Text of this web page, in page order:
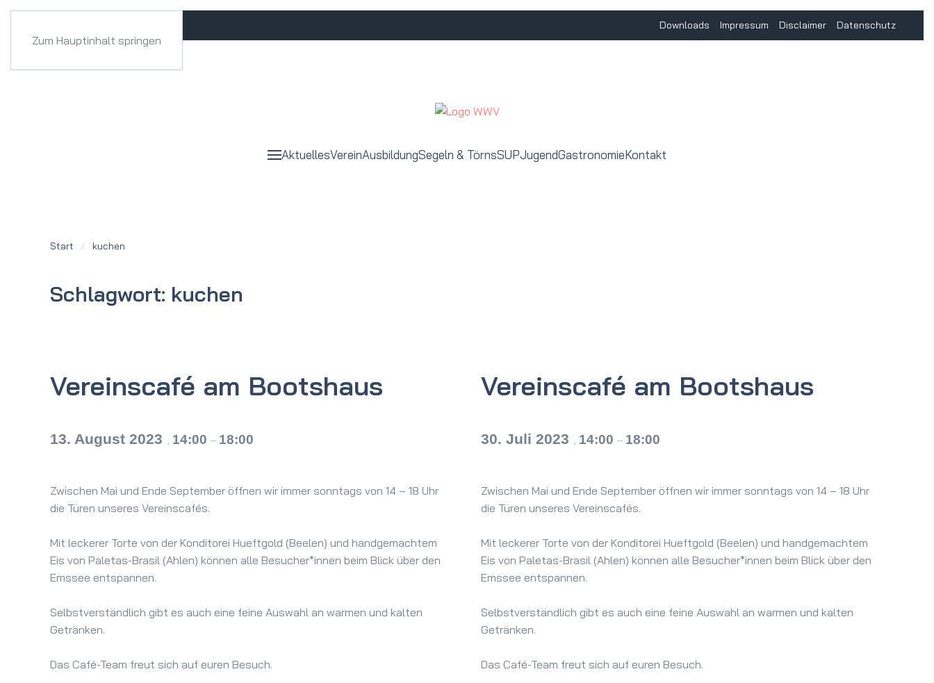
Zum Hauptinhalt springen
Downloads Impressum Disclaimer Datenschutz
AktuellesVereinAusbildungSegeln & TörnsSUPJugendGastronomieKontakt
Start kuchen
Schlagwort: kuchen
Vereinscafé am Bootshaus
13. August 2023 , 14:00 – 18:00
Zwischen Mai und Ende September öffnen wir immer sonntags von 14 – 18 Uhr
die Türen unseres Vereinscafés.
Mit leckerer Torte von der Konditorei Hueftgold (Beelen) und handgemachtem
Eis von Paletas-Brasil (Ahlen) können alle Besucher*innen beim Blick über den
Emssee entspannen.
Selbstverständlich gibt es auch eine feine Auswahl an warmen und kalten
Getränken.
Das Café-Team freut sich auf euren Besuch.
Vereinscafé am Bootshaus
30. Juli 2023 , 14:00 – 18:00
Zwischen Mai und Ende September öffnen wir immer sonntags von 14 – 18 Uhr
die Türen unseres Vereinscafés.
Mit leckerer Torte von der Konditorei Hueftgold (Beelen) und handgemachtem
Eis von Paletas-Brasil (Ahlen) können alle Besucher*innen beim Blick über den
Emssee entspannen.
Selbstverständlich gibt es auch eine feine Auswahl an warmen und kalten
Getränken.
Das Café-Team freut sich auf euren Besuch.